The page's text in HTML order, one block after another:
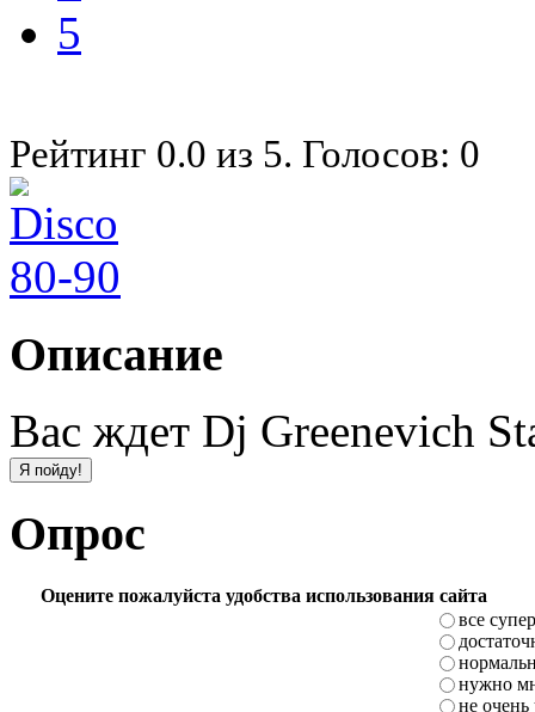
5
Рейтинг 0.0 из 5. Голосов: 0
Описание
Вас ждет Dj Greenevich
Опрос
Оцените пожалуйста удобства использования сайта
все супер
нужно
не очень